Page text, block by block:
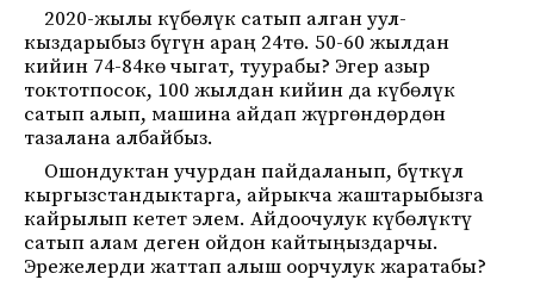
2020-жылы күбөлүк сатып алган уул-
кыздарыбыз бүгүн араң 24тө. 50-60 жылдан
кийин 74-84кө чыгат, туурабы? Эгер азыр
токтотпосок, 100 жылдан кийин да күбөлүк
сатып алып, машина айдап жүргөндөрдөн
тазалана албайбыз.
Ошондуктан учурдан пайдаланып, бүткүл
кыргызстандыктарга, айрыкча жаштарыбызга
кайрылып кетет элем. Айдоочулук күбөлүктү
сатып алам деген ойдон кайтыңыздарчы.
Эрежелерди жаттап алыш оорчулук жаратабы?